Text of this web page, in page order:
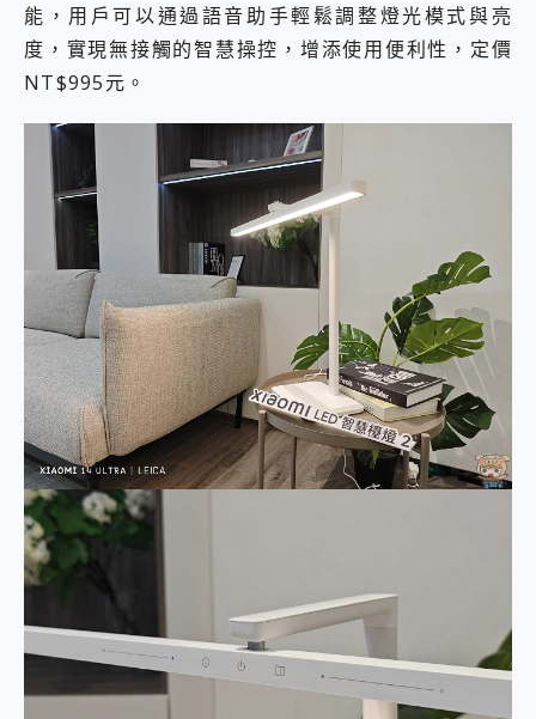
能，用戶可以通過語音助手輕鬆調整燈光模式與亮
度，實現無接觸的智慧操控，增添使用便利性，定價
NT$995元。